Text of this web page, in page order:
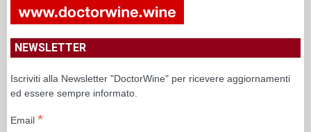
NEWSLETTER
Iscriviti alla Newsletter "DoctorWine" per ricevere aggiornamenti
ed essere sempre informato.
Email *